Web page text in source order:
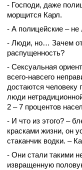
- Господи, даже
морщится Карл.
- А полицейские –
- Люди, но… Зачем
распущенность?
- Сексуальная
всего-навсего
достаются
люди
2 – 7 процентов
- И что из этого? –
красками жизни, он
стаканчик водки. –
- Они стали такими
извращенную